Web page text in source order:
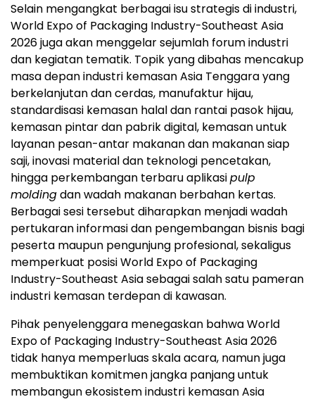
Selain mengangkat berbagai isu strategis di industri,
World Expo of Packaging Industry-Southeast Asia
2026 juga akan menggelar sejumlah forum industri
dan kegiatan tematik. Topik yang dibahas mencakup
masa depan industri kemasan Asia Tenggara yang
berkelanjutan dan cerdas, manufaktur hijau,
standardisasi kemasan halal dan rantai pasok hijau,
kemasan pintar dan pabrik digital, kemasan untuk
layanan pesan-antar makanan dan makanan siap
saji, inovasi material dan teknologi pencetakan,
hingga perkembangan terbaru aplikasipulp
moldingdan wadah makanan berbahan kertas.
Berbagai sesi tersebut diharapkan menjadi wadah
pertukaran informasi dan pengembangan bisnis bagi
peserta maupun pengunjung profesional, sekaligus
memperkuat posisi World Expo of Packaging
Industry-Southeast Asia sebagai salah satu pameran
industri kemasan terdepan di kawasan.
Pihak penyelenggara menegaskan bahwa World
Expo of Packaging Industry-Southeast Asia 2026
tidak hanya memperluas skala acara, namun juga
membuktikan komitmen jangka panjang untuk
membangun ekosistem industri kemasan Asia